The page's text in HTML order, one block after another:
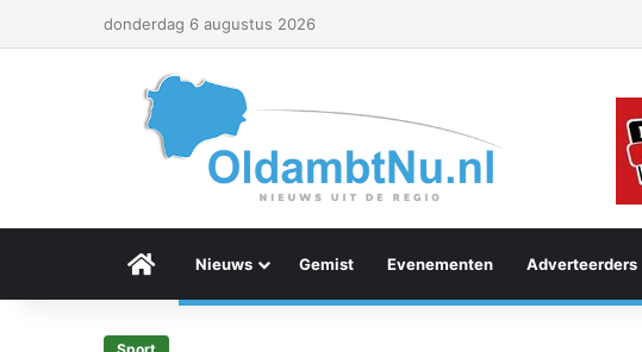
donderdag 6 augustus 2026
Menu Item
Nieuws Gemist Evenementen Adverteerders